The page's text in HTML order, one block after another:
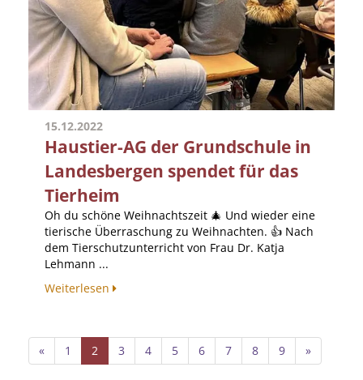
15.12.2022
Haustier-AG der Grundschule in
Landesbergen spendet für das
Tierheim
Oh du schöne Weihnachtszeit 🎄 Und wieder eine
tierische Überraschung zu Weihnachten. 👍 Nach
dem Tierschutzunterricht von Frau Dr. Katja
Lehmann ...
Weiterlesen
« 1 2 3 4 5 6 7 8 9 »